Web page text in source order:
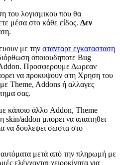
του λογισμικου που θα
μέσα στο κάθε είδος. Δεν
με την στανταρτ εγκατασταση
οποιουδηποτε Bug
Προσφερουμε Δωρεαν
να προκυψουν στη Χρηση του
Theme, Addons ή αλλαγες
σας.
κάποιο άλλο Addon, Theme
skin/addon μπορει να απαιτηθει
να δουλεψει σωστα στο
μετά από την πληρωμή με
ελέγχονται χειροκίνητα για